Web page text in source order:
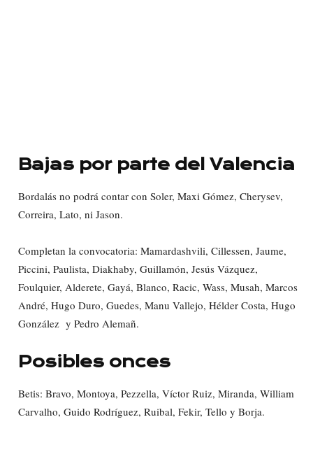
Bajas por parte del Valencia
Bordalás no podrá contar con Soler, Maxi Gómez, Cherysev,
Correira, Lato, ni Jason.
Completan la convocatoria: Mamardashvili, Cillessen, Jaume,
Piccini, Paulista, Diakhaby, Guillamón, Jesús Vázquez,
Foulquier, Alderete, Gayá, Blanco, Racic, Wass, Musah, Marcos
André, Hugo Duro, Guedes, Manu Vallejo, Hélder Costa, Hugo
González y Pedro Alemañ.
Posibles onces
Betis: Bravo, Montoya, Pezzella, Víctor Ruiz, Miranda, William
Carvalho, Guido Rodríguez, Ruibal, Fekir, Tello y Borja.